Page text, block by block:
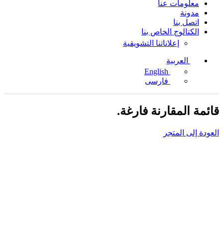
معلومات عنا
مدونة
اتصل بنا
الكتالوج الخاص بنا
إعلاناتنا التشويقية
العربية
English
فارسی
قائمة المقارنة فارغة.
العودة إلى المتجر